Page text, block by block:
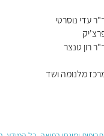
עדי נוסרטי
רון טנצר
מלנומה ושד